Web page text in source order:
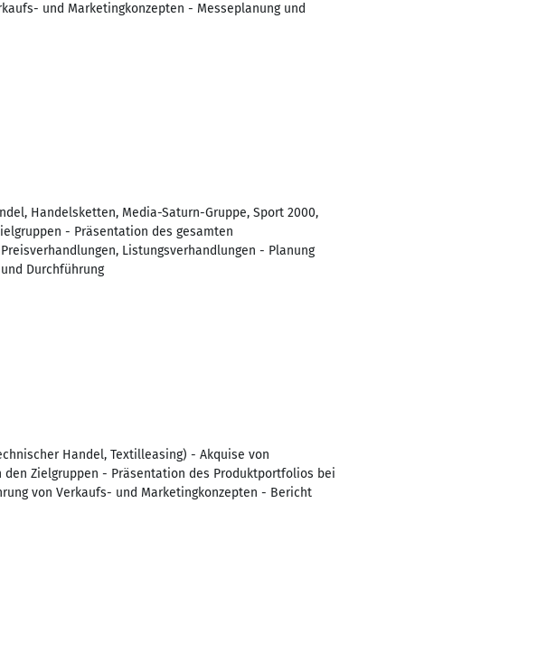
und Marketingkonzepten - Messeplanung und
Handelsketten, Media-Saturn-Gruppe, Sport 2000,
- Präsentation des gesamten
Listungsverhandlungen - Planung
Durchführung
Handel, Textilleasing) - Akquise von
den Zielgruppen - Präsentation des Produktportfolios bei
von Verkaufs- und Marketingkonzepten - Bericht